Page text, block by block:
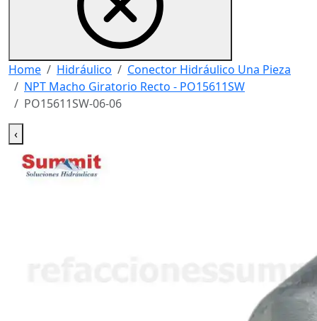
Home Hidráulico
Conector Hidráulico Una Pieza
NPT Macho Giratorio Recto - PO15611SW
PO15611SW-06-06
‹